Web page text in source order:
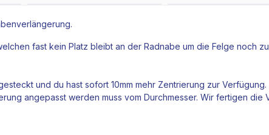
fast kein Platz bleibt an der Radnabe um die Felge noch
und du hast sofort 10mm mehr Zentrierung zur Verfügung.
angepasst werden muss vom Durchmesser. Wir fertigen die